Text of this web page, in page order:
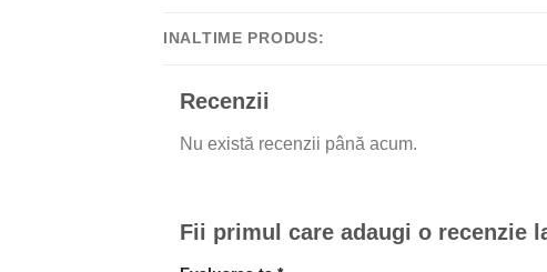
INALTIME PRODUS:
Recenzii
Nu există recenzii până acum.
Fii primul care adaugi o recenzie